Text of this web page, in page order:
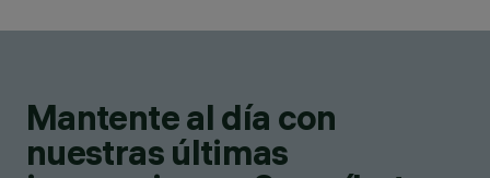
Mantente al día con
nuestras últimas